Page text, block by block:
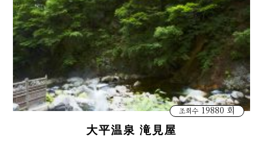
조회수19880 회
大平温泉 滝見屋